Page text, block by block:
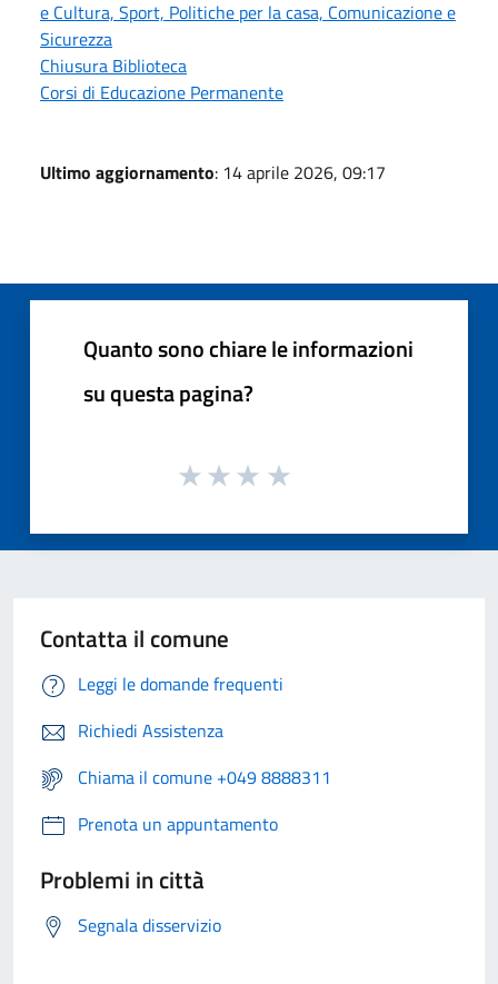
e Cultura, Sport, Politiche per la casa, Comunicazione e
Sicurezza
Chiusura Biblioteca
Corsi di Educazione Permanente
Ultimo aggiornamento: 14 aprile 2026, 09:17
Quanto sono chiare le informazioni
su questa pagina?
Contatta il comune
Leggi le domande frequenti
Richiedi Assistenza
Chiama il comune +049 8888311
Prenota un appuntamento
Problemi in città
Segnala disservizio